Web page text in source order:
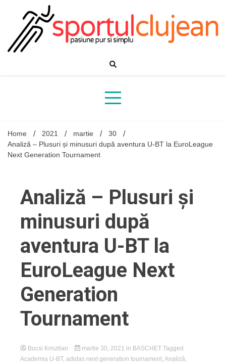
Home 2021 martie
30
Analiză – Plusuri și minusuri după aventura U-BT la EuroLeague
Next Generation Tournament
Analiză – Plusuri și
minusuri după
aventura U-BT la
EuroLeague Next
Generation
Tournament
Bucsi Krisztian martie 30, 2021 in BASCHET Tagged
Academia U-BT, adidas next generation tournament Analiză